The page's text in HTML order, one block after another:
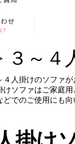
３～４
４人掛けのソファ
けソファはご家庭
でのご使用にも向